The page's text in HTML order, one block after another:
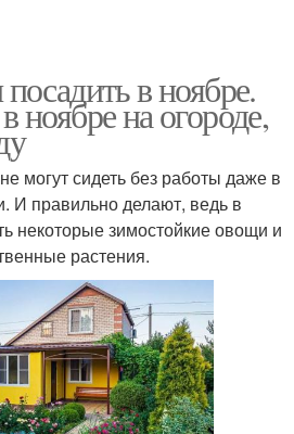
в ноябре.
ноябре на огороде,
могут сидеть без работы даже в
И правильно делают, ведь в
некоторые зимостойкие овощи и
растения.